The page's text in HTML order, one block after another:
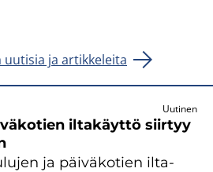
uutisia ja artikkeleita
Uutinen
il­ta­käyt­tö siir­tyy
ja päi­vä­ko­tien il­ta­